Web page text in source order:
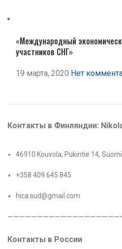
«Международный
участников СНГ»
19 марта, 2020 Нет
Контакты в Финляндии:
46910 Kouvola, Pukintie 14, Suomi
+358 409 645 845
hica.sud@gmail.com
Контакты в России